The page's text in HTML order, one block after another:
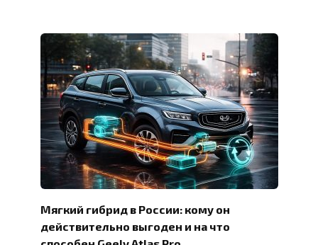
Мягкий гибрид в России: кому он
действительно выгоден и на что